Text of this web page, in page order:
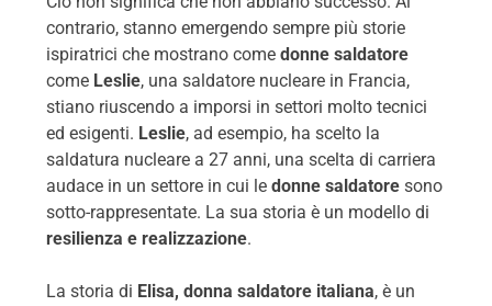
contrario, stanno emergendo sempre più storie
ispiratrici che mostrano comedonne saldatore
come Leslie, una saldatore nucleare in Francia,
stiano riuscendo a imporsi in settori molto tecnici
ed esigenti. Leslie, ad esempio, ha scelto la
saldatura nucleare a 27 anni, una scelta di carriera
audace in un settore in cui ledonne saldatore sono
sotto-rappresentate. La sua storia è un modello di
resilienza e realizzazione.
La storia di Elisa, donna saldatore italiana, è un